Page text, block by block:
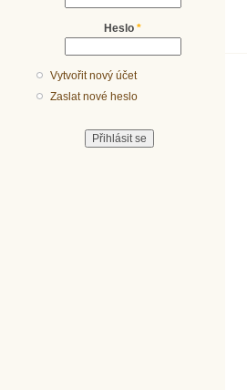
Heslo *
Vytvořit nový účet
Zaslat nové heslo